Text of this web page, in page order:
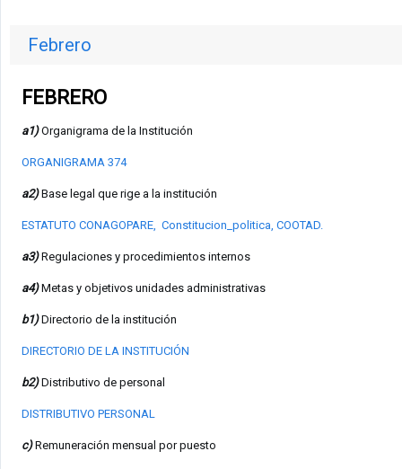
Febrero
FEBRERO
a1)Organigrama de la Institución
ORGANIGRAMA 374
a2) Base legal que rige a la institución
ESTATUTO CONAGOPARE, Constitucion_politica, COOTAD.
a3)Regulaciones y procedimientos internos
a4)Metas y objetivos unidades administrativas
b1)Directorio de la institución
DIRECTORIO DE LA INSTITUCIÓN
b2)Distributivo de personal
DISTRIBUTIVO PERSONAL
c)Remuneración mensual por puesto